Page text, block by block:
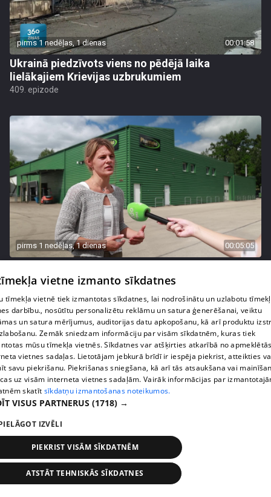
pirms 1 nedēļas, 1 dienas 00:01:58
Ukrainā piedzīvots viens no pēdējā laika
lielākajiem Krievijas uzbrukumiem
409. epizode
pirms 1 nedēļas, 1 dienas 00:05:05
cenu?
pirms 1 nedēļas, 1 dienas
Ogas un sēnes šogad dārgākas, bet uzpirkšanas
punktos to krietni mazāk
vietne izmanto sīkdatnes
tīmekļa vietnē tiek izmantotas sīkdatnes, lai nodrošinātu un uzlabotu
darbību., nosūtītu personalizētu reklāmu un satura ģenerēšanai, veiktu
un satura mērījumus, auditorijas datu apkopošanu, kā arī produktu
Zemāk sniedzam informāciju par visām sīkdatnēm, kuras tiek
mūsu tīmekļa vietnēs. Sīkdatnes var atšķirties atkarībā no
vietnes sadaļas. Lietotājam jebkurā brīdī ir iespēja piekrist, atteikties
savu piekrišanu. Piekrišanas sniegšana, kā arī tās atsaukšana vai
uz visām interneta vietnes sadaļām. Vairāk informācijas par
skatīt sīkdatņu izmantošanas noteikumos.
VISUS PARTNERUS (1718) →
IZVĒLI
PIEKRIST VISĀM SĪKDATNĒM
ATSTĀT TEHNISKĀS SĪKDATNES